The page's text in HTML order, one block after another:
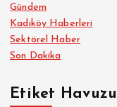
Gündem
Kadıköy Haberleri
Sektörel Haber
Son Dakika
Etiket Havuzu